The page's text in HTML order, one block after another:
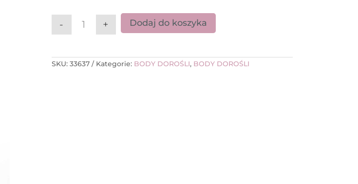
ilość Body Intermezzo DAENERYS 31675
- + Dodaj do koszyka
SKU: 33637 Kategorie: BODY DOROŚLI, BODY DOROŚLI